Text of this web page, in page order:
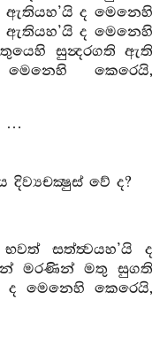
ඇතියහ’යි ද මෙනෙහි
ඇතියහ’යි ද මෙනෙහි
සුන්‍දරගති ඇති
කෙරෙයි,
…
දිව්‍යචක්‍ෂුස් වේ ද?
සත්ත්‍වයහ’යි ද
මරණින් මතු සුගති
ද මෙනෙහි කෙරෙයි,